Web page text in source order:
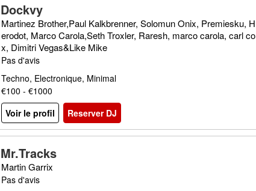
Dockvy
Martinez Brother,Paul Kalkbrenner, Solomun Onix, Premiesku, H
erodot, Marco Carola,Seth Troxler, Raresh, marco carola, carl co
x, Dimitri Vegas&Like Mike
Pas d'avis
Techno, Electronique, Minimal
€100 - €1000
Voir le profil
Reserver DJ
Mr.Tracks
Martin Garrix
Pas d'avis